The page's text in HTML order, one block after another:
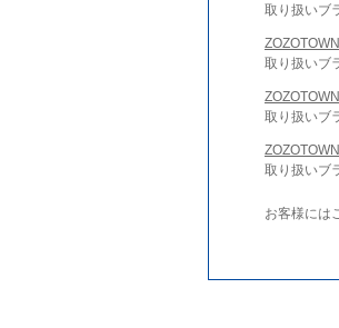
取り扱いブ
取り扱いブ
取り扱いブ
取り扱いブ
お客様には